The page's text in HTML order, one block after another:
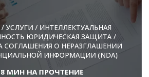
/ УСЛУГИ / ИНТЕЛЛЕКТУАЛЬНАЯ
ЮРИДИЧЕСКАЯ ЗАЩИТА/
СОГЛАШЕНИЯ О НЕРАЗГЛАШЕНИИ
ИНФОРМАЦИИ (NDA)
МИН НА ПРОЧТЕНИЕ